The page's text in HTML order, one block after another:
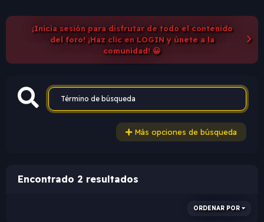
¡Inicia sesión para disfrutar de todo el contenido
del foro! ¡Haz clic en LOGIN y únete a la
comunidad! 😀
Más opciones de búsqueda
Encontrado 2 resultados
ORDENAR POR